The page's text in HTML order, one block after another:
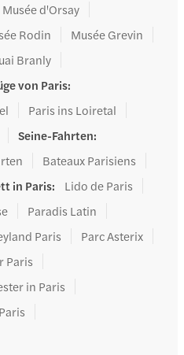
Musée d'Orsay
Rodin
Musée Grevin
Branly
von Paris:
Paris ins Loiretal
Seine-Fahrten:
Bateaux Parisiens
in Paris:
Lido de Paris
Paradis Latin
Paris
Parc Asterix
Paris
in Paris